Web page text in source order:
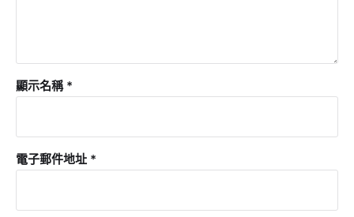
顯示名稱 *
電子郵件地址 *